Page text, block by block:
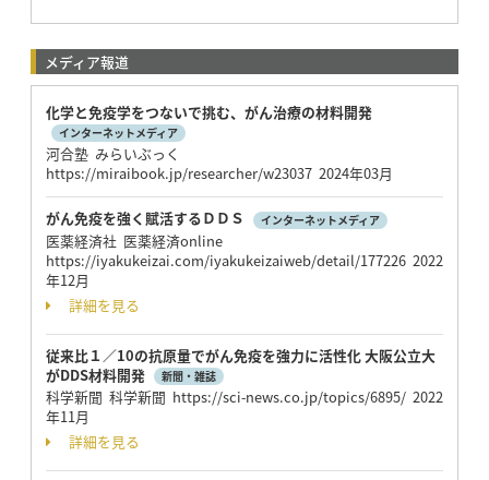
メディア報道
化学と免疫学をつないで挑む、がん治療の材料開発
インターネットメディア
河合塾 みらいぶっく
https://miraibook.jp/researcher/w23037 2024年03月
がん免疫を強く賦活するＤＤＳ インターネットメディア
医薬経済社 医薬経済online
https://iyakukeizai.com/iyakukeizaiweb/detail/177226 2022
年12月
詳細を見る
従来比１／10の抗原量でがん免疫を強力に活性化 大阪公立大
がDDS材料開発
新聞・雑誌
科学新聞 科学新聞 https://sci-news.co.jp/topics/6895/ 2022
年11月
詳細を見る